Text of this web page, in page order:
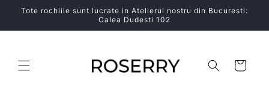
Salt la
Tote rochiile sunt lucrate in Atelierul nostru din Bucuresti:
Calea Dudesti 102
Coș